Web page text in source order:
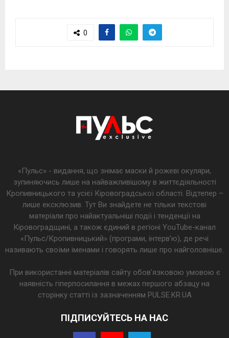
0
«Пульс» - видання, що знімає маски й рожеві окуляри,
зупиняючись лише на найважливішому в життєдіяльності
Кропивницького та усієї Кіровоградської області. Відтепер –
лише ексклюзив. Тут Ви знайдете не тільки текстові
матеріали про найактуальніші події і тенденції на
Кіровоградщині, а також єдиний в регіоні YouTube-канал
«Пульс/Кропивницький» (програми, інтерв’ю), де речі
називають своїми іменами і говорять лише про найголовніше.
При використанні матеріалів сайту обов'язковою умовою є
наявність гіперпосилання в межах першого абзацу на
сторінку статті із зазначенням PULSE.KR.UA
ПІДПИСУЙТЕСЬ НА НАС